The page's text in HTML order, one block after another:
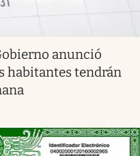
anunció
habitantes tendrán